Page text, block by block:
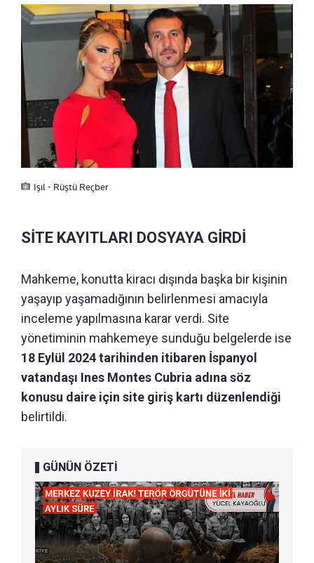
Işıl - Rüştü Reçber
SİTE KAYITLARI DOSYAYA GİRDİ
Mahkeme, konutta kiracı dışında başka bir kişinin
yaşayıp yaşamadığının belirlenmesi amacıyla
inceleme yapılmasına karar verdi. Site
yönetiminin mahkemeye sunduğu belgelerde ise
18 Eylül 2024 tarihinden itibaren İspanyol
vatandaşı Ines Montes Cubria adına söz
konusu daire için site giriş kartı düzenlendiği
belirtildi.
GÜNÜN ÖZETİ